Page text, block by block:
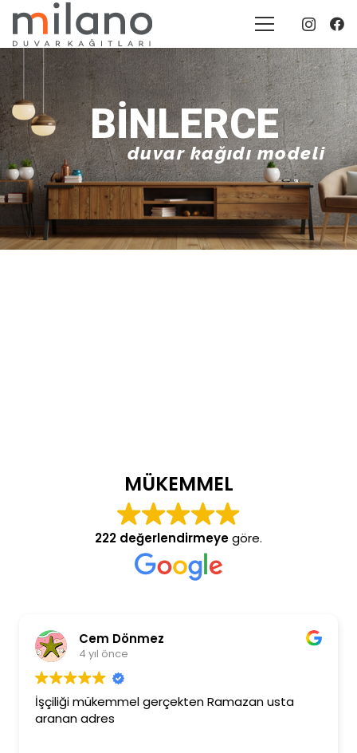
BINLERCE
duvar kağıdı modeli
MÜKEMMEL
222 değerlendirmeyegöre.
Cem Dönmez
4 yıl önce
İşçiliği mükemmel gerçekten Ramazan usta
aranan adres